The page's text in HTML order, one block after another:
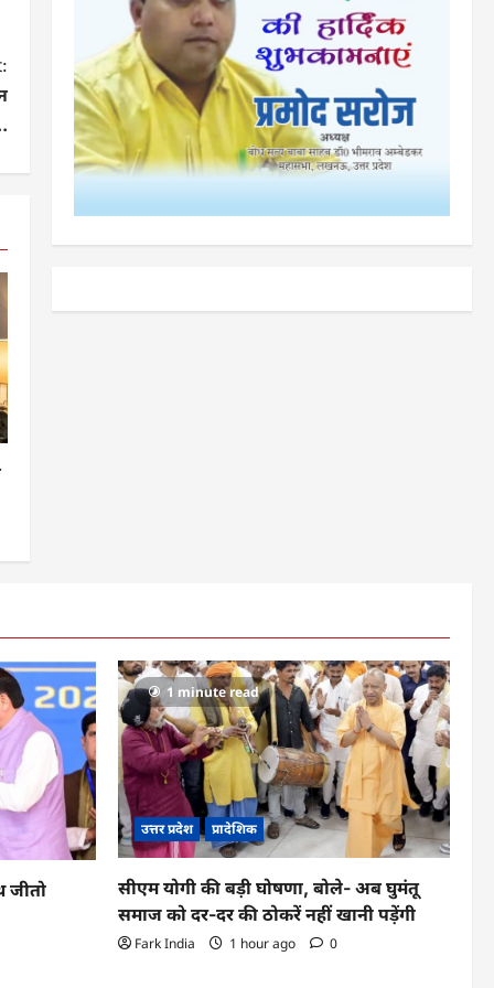
जीतो
1 minute read
उत्तर प्रदेश प्रादेशिक
सीएम योगी की बड़ी घोषणा, बोले- अब घुमंतू
समाज को दर-दर की ठोकरें नहीं खानी पड़ेंगी
Fark India 1 hour ago 0